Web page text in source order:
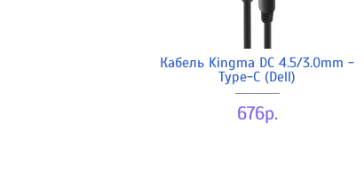
Кабель Kingma DC 4.5/3.0mm -
Type-C (Dell)
676р.